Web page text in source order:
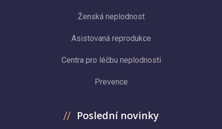
Ženská neplodnost
Asistovaná reprodukce
Centra pro léčbu neplodnosti
Prevence
Poslední novinky